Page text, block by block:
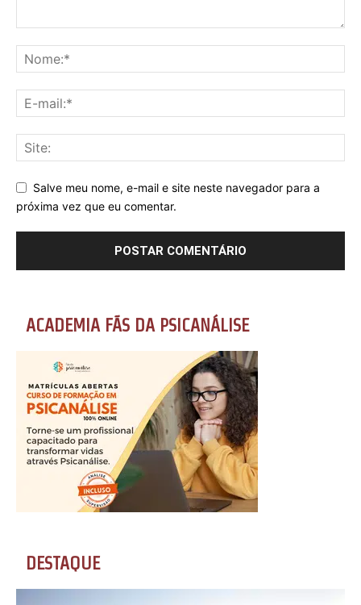
Salve meu nome, e-mail e site neste navegador para a
próxima vez que eu comentar.
ACADEMIA FÃS DA PSICANÁLISE
DESTAQUE